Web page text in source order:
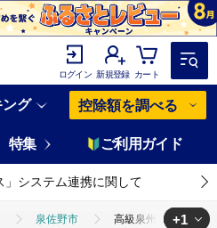
ログイン 新規登録 カート
ング 控除額を調べる
特集 ご利用ガイド
」システム連携に関して
泉佐野市 高級泉州タオル ラガ
+1